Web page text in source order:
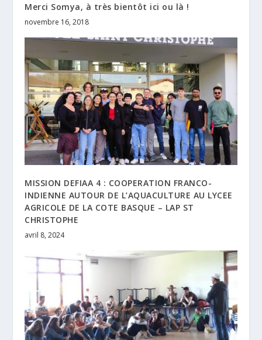
Merci Somya, à très bientôt ici ou là !
novembre 16, 2018
MISSION DEFIAA 4 : COOPERATION FRANCO-
INDIENNE AUTOUR DE L’AQUACULTURE AU LYCEE
AGRICOLE DE LA COTE BASQUE – LAP ST
CHRISTOPHE
avril 8, 2024